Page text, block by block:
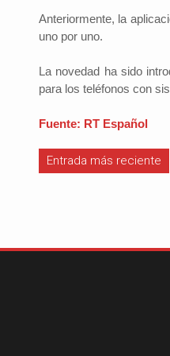
Anteriormente, la
uno por uno.
La novedad ha sido
para los teléfonos con
Fuente: RT Español
Entrada más reciente
#iloveSCZ
Periodistas por el
político.La
Santa Cruz
tercio del